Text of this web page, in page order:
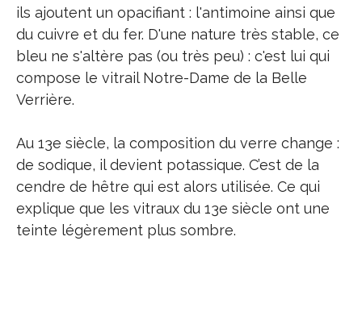
ils ajoutent un opacifiant : l'antimoine ainsi que
du cuivre et du fer. D'une nature très stable, ce
bleu ne s'altère pas (ou très peu) : c'est lui qui
compose le vitrail Notre-Dame de la Belle
Verrière.
Au 13e siècle, la composition du verre change :
de sodique, il devient potassique. C’est de la
cendre de hêtre qui est alors utilisée. Ce qui
explique que les vitraux du 13e siècle ont une
teinte légèrement plus sombre.